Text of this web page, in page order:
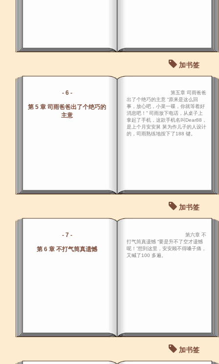
加书签
- 6 -
第 5 章 司雨爸爸出了个绝巧的
主意
第五章 司雨爸爸
出了个绝巧的主意 “原来是这么回
事，放心吧，小菜一碟，你就等着好
消息吧！” 司雨放下电话，从桌子上
拿起了手机，这款手机名叫Dear88，
是上个月安安舅 舅为作儿子的人设计
的，司雨熟练地按下了188 键。
加书签
- 7 -
第 6 章 不打气筒真遗憾
第六章 不
打气筒真遗憾 “要是升不了空才遗憾
呢！”想到这里，安安顾不得嗓子痛，
又喊了100 多遍。
加书签